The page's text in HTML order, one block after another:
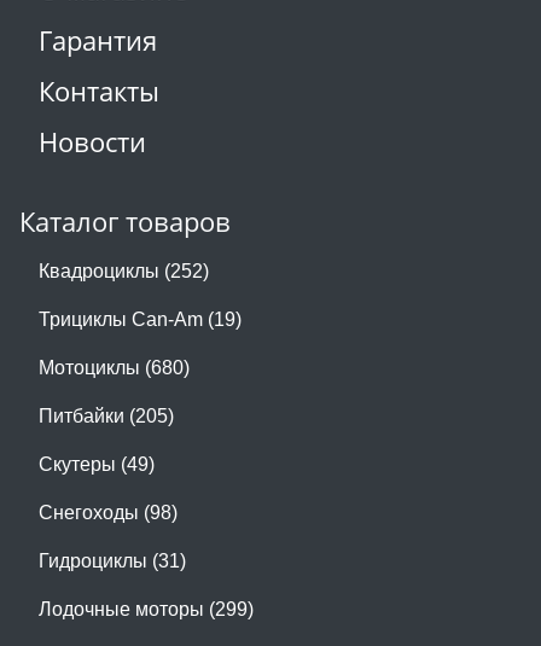
Гарантия
Контакты
Новости
Каталог товаров
Квадроциклы (252)
Трициклы Can-Am (19)
Мотоциклы (680)
Питбайки (205)
Скутеры (49)
Снегоходы (98)
Гидроциклы (31)
Лодочные моторы (299)